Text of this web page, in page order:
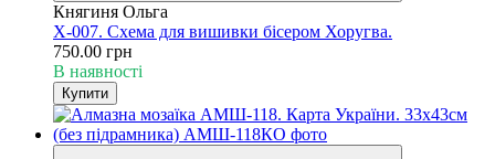
Княгиня Ольга
Х-007. Схема для вишивки бісером Хоругва.
750.00 грн
В наявності
Купити